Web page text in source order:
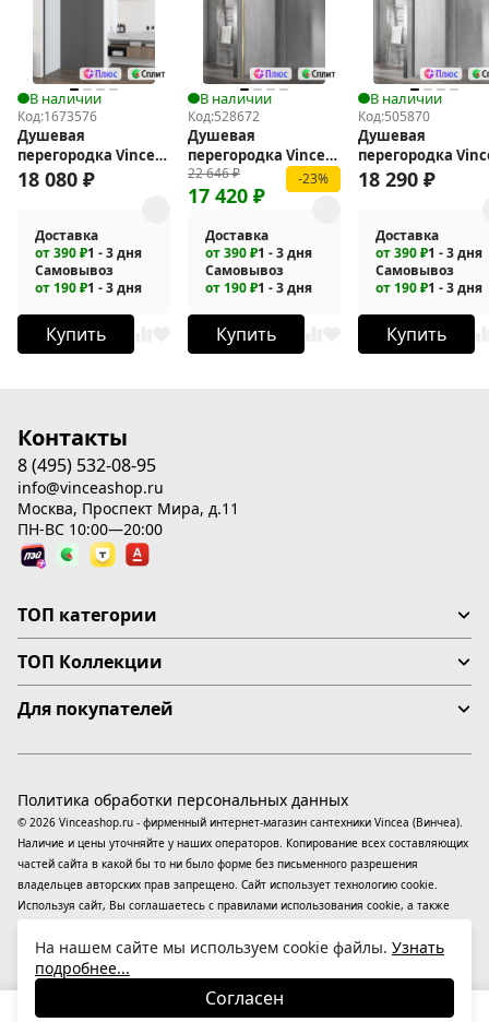
В наличии
Код:1673576
Душевая
перегородка Vincea
Walk-In 90 VSW-
18 080 ₽
Доставка
от 390 ₽1 - 3 дня
Самовывоз
от 190 ₽1 - 3 дня
Купить
В наличии
Код:528672
Душевая
перегородка Vincea
Walk-In 70 VSW-
1H700CLG
22 646₽
17 420 ₽
-23%
Доставка
от 390 ₽1 - 3 дня
Самовывоз
от 190 ₽1 - 3 дня
Купить
В наличии
Код:505870
Душевая
перегородка
Walk-In 70 VSW-
18 290 ₽
Доставка
от 390 ₽1 - 3 дня
Самовывоз
от 190 ₽1 - 3 дня
Купить
Контакты
8 (495) 532-08-95
info@vinceashop.ru
Москва, Проспект Мира, д.11
ПН-ВС 10:00—20:00
ТОП категории
ТОП Коллекции
Для покупателей
© 2026 Vinceashop.ru - фирменный интернет-магазин сантехники Vincea (Винчеа).
Наличие и цены уточняйте у наших операторов. Копирование всех составляющих
частей сайта в какой бы то ни было форме без письменного разрешения
владельцев авторских прав запрещено. Сайт использует технологию cookie.
Используя сайт, Вы соглашаетесь с правилами использования cookie, а также
применяютсярекомендательные технологии(информационные технологии
предоставления информации на основе сбора, систематизации и анализа
сведений, относящихся к предпочтениям пользователей сети «Интернет»,
находящихся на территории Российской Федерации).
Политика обработки персональных данных
На нашем сайте мы используем cookie файлы. Узнать
подробнее...
Согласен